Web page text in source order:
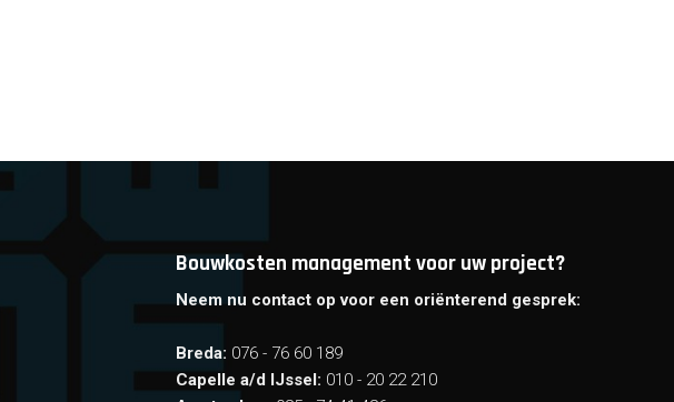
Bouwkosten management voor uw project?
Neem nu contact op voor een oriënterend gesprek:
Breda: 076 - 76 60 189
Capelle a/d IJssel: 010 - 20 22 210